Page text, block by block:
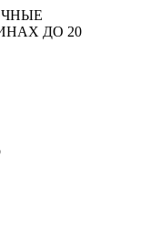
ДО 20